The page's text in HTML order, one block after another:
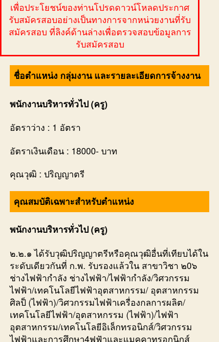
เพื่อประโยชน์ของท่านโปรดดาวน์โหลดประกาศ
รับสมัครสอบอย่างเป็นทางการจากหน่วยงานที่รับ
สมัครสอบ ที่ลิงค์ด้านล่างเพื่อตรวจสอบข้อมูลการ
รับสมัครสอบ
ชื่อตำแหน่ง กลุ่มงาน และรายละเอียดการจ้างงาน
พนักงานบริหารทั่วไป (ครู)
อัตราว่าง : 1 อัตรา
อัตราเงินเดือน : 18000- บาท
คุณวุฒิ : ปริญญาตรี
คุณสมบัติเฉพาะสำหรับตำแหน่ง
พนักงานบริหารทั่วไป (ครู)
๒.๒.๑ ได้รับวุฒิปริญญาตรีหรือคุณวุฒิอื่นที่เทียบได้ใน
ระดับเดียวกันที่ ก.พ. รับรองแล้วใน สาขาวิชา ๒0๖
ช่างไฟฟ้ากำลัง ช่างไฟฟ้า/ไฟฟ้ากำลัง/วิศวกรรม
ไฟฟ้า/เทคโนโลยีไฟฟ้าอุตสาหกรรม/ อุตสาหกรรม
ศิลป็ (ไฟฟ้า)/วิศวกรรมไฟฟ้าเครื่องกลการผลิต/
เทคโนโลยีไฟฟ้า/อุตสาหกรรม (ไฟฟ้า)/ไฟฟ้า
อุตสาหกรรม/เทคโนโลยีอิเล็กทรอนิกส์/วิศวกรรม
ไฟฟ้าและการศึกษา4ฟฟัาและแมคคาทรอกนิกส์